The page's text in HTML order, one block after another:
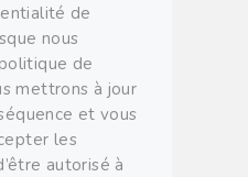
de
nous
de
mettrons à jour
et vous
les
autorisé à